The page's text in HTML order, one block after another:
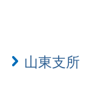
山東支所